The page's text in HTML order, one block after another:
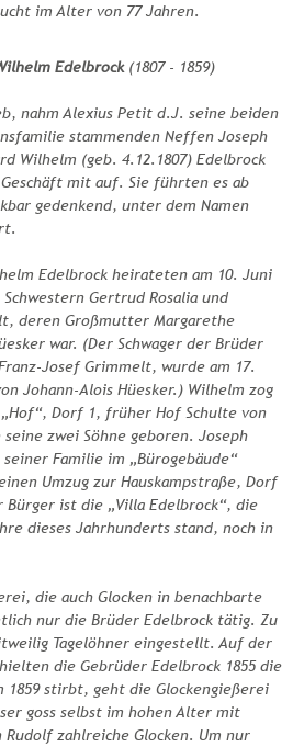
im Alter von 77 Jahren.
Edelbrock (1807 - 1859)
nahm Alexius Petit d.J. seine beiden
stammenden Neffen Joseph
Wilhelm (geb. 4.12.1807) Edelbrock
mit auf. Sie führten es ab
gedenkend, unter dem Namen
Edelbrock heirateten am 10. Juni
Gertrud Rosalia und
deren Großmutter Margarethe
war. (Der Schwager der Brüder
Josef Grimmelt, wurde am 17.
Johann-Alois Hüesker.) Wilhelm zog
Dorf 1, früher Hof Schulte von
zwei Söhne geboren. Joseph
Familie im „Bürogebäude“
Umzug zur Hauskampstraße, Dorf
Bürger ist die „Villa Edelbrock“, die
dieses Jahrhunderts stand, noch in
die auch Glocken in benachbarte
nur die Brüder Edelbrock tätig. Zu
Tagelöhner eingestellt. Auf der
die Gebrüder Edelbrock 1855 die
1859 stirbt, geht die Glockengießerei
goss selbst im hohen Alter mit
zahlreiche Glocken. Um nur